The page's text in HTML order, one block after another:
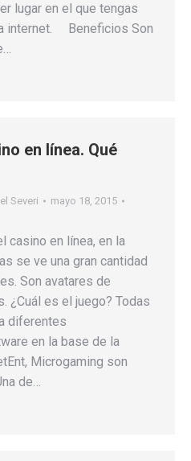
lugar en el que tengas
internet. Beneficios Son
en línea. Qué
Severi
mayo 18, 2015
casino en línea, en la
se ve una gran cantidad
Son avatares de
¿Cuál es el juego? Todas
diferentes
en la base de la
Microgaming son
de…